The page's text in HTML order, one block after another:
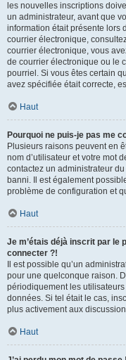
les nouvelles inscriptions
un administrateur, avant que
information était présente lors
courrier électronique,
courrier électronique, vous
de courrier électronique ou le
pourriel. Si vous êtes certain
avez spécifiée était correcte,
Haut
Pourquoi ne puis-je pas me
Plusieurs raisons peuvent en
nom d’utilisateur et votre mot
contactez un administrateur
banni. Il est également
problème de configuration et
Haut
Je m’étais déjà inscrit par le
connecter ?!
Il est possible qu’un
pour une quelconque raison.
périodiquement les
données. Si tel était le cas,
plus activement aux
Haut